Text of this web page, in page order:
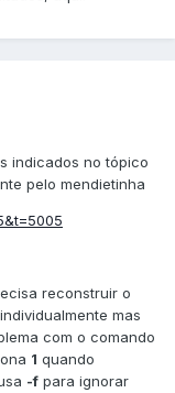
indicados no tópico
pelo mendietinha
reconstruir o
mas
com o comando
1 quando
-f para ignorar